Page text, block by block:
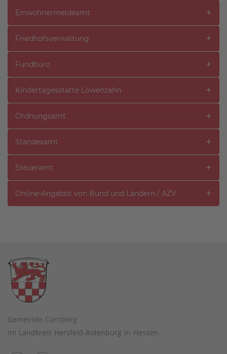
Einwohnermeldeamt
Friedhofsverwaltung
Fundbüro
Kindertagesstätte Löwenzahn
Ordnungsamt
Standesamt
Steueramt
Online-Angebot von Bund und Ländern / AZV
Gemeinde Cornberg
im Landkreis Hersfeld-Rotenburg in Hessen.